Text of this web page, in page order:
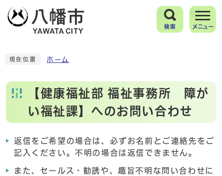
検索 メニュー
現在位置 ホーム
【健康福祉部 福祉事務所 障が
い福祉課】へのお問い合わせ
返信をご希望の場合は、必ずお名前とご連絡先をご
記入ください。不明の場合は返信できません。
また、セールス・勧誘や、趣旨不明な問い合わせに